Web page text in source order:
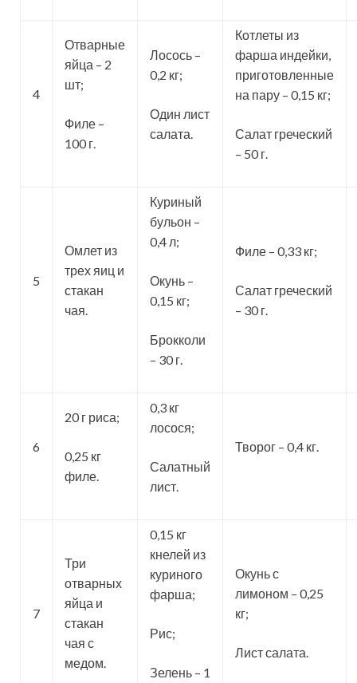
4
Отварные
яйца – 2
шт;
Филе –
100 г.
Лосось –
0,2 кг;
Один лист
салата.
Котлеты из
фарша индейки,
приготовленные
на пару – 0,15 кг;
Салат греческий
– 50 г.
5
Омлет из
трех яиц и
стакан
чая.
Куриный
бульон –
0,4 л;
Окунь –
0,15 кг;
Брокколи
– 30 г.
Филе – 0,33 кг;
Салат греческий
– 30 г.
6
20 г риса;
0,25 кг
филе.
0,3 кг
лосося;
Салатный
лист.
Творог – 0,4 кг.
7
Три
отварных
яйца и
стакан
чая с
медом.
0,15 кг
кнелей из
куриного
фарша;
Рис;
Зелень – 1
Окунь с
лимоном – 0,25
кг;
Лист салата.